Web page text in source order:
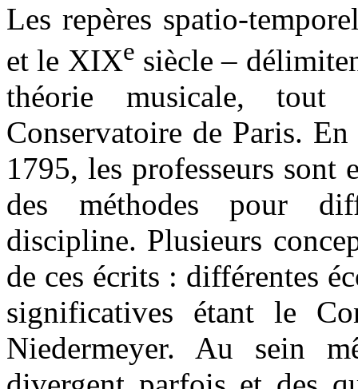
Les repères spatio-
et le XIXe siècle –
théorie musicale, tout
Conservatoire de Paris.
1795, les professeurs sont
des méthodes pour
discipline. Plusieurs
de ces écrits : différentes
significatives étant le
Niedermeyer. Au sein